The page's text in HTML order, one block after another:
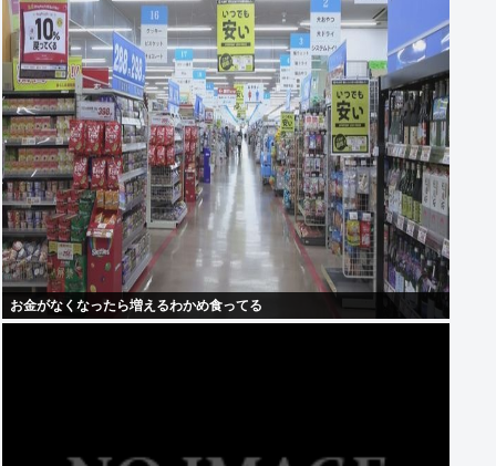
お金がなくなったら増えるわかめ食ってる